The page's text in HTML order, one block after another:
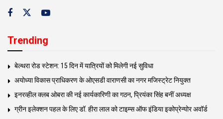
Trending
बेल्थरा रोड स्टेशन: 15 दिन में यात्रियों को मिलेगी नई सुविधा
अयोध्या विकास प्राधिकरण के ओएसडी वाराणसी का नगर मजिस्ट्रेट नियुक्त
इनरव्हील क्लब ओबरा की नई कार्यकारिणी का गठन, प्रियंका सिंह बनीं अध्यक्ष
ग्रीन इलेक्शन पहल के लिए डॉ. हीरा लाल को टाइम्स ऑफ इंडिया इकोप्रेन्योर अवॉर्ड